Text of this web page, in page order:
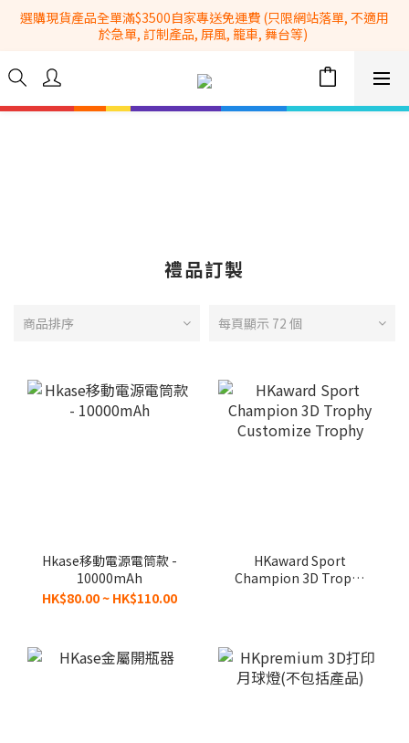
全港No.1一站式設備租售及採購服務供應商
選購現貨產品全單滿$3500自家專送免運費 (只限網站落單, 不適用
於急單, 訂制產品, 屏風, 籠車, 舞台等)
info@hkbasket.com
禮品訂製
商品排序 每頁顯示 72 個
Hkase移動電源電筒款 -
10000mAh
HK$80.00 ~ HK$110.00
HKaward Sport
Champion 3D Trophy